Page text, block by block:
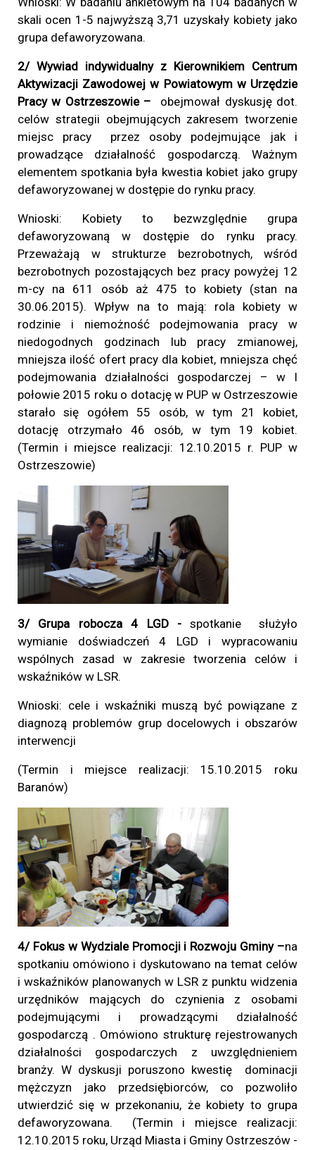
skali ocen 1-5 najwyższą 3,71 uzyskały kobiety jako
grupa defaworyzowana.
2/ Wywiad indywidualny z Kierownikiem Centrum
Aktywizacji Zawodowej w Powiatowym w Urzędzie
Pracy w Ostrzeszowie –
obejmował dyskusję dot.
celów strategii obejmujących zakresem tworzenie
miejsc pracy przez osoby podejmujące jak i
prowadzące działalność gospodarczą. Ważnym
elementem spotkania była kwestia kobiet jako grupy
defaworyzowanej w dostępie do rynku pracy.
Wnioski: Kobiety to bezwzględnie grupa
defaworyzowaną w dostępie do rynku pracy.
Przeważają w strukturze bezrobotnych, wśród
bezrobotnych pozostających bez pracy powyżej 12
m-cy na 611 osób aż 475 to kobiety (stan na
30.06.2015). Wpływ na to mają: rola kobiety w
rodzinie i niemożność podejmowania pracy w
niedogodnych godzinach lub pracy zmianowej,
mniejsza ilość ofert pracy dla kobiet, mniejsza chęć
podejmowania działalności gospodarczej – w I
połowie 2015 roku o dotację w PUP w Ostrzeszowie
starało się ogółem 55 osób, w tym 21 kobiet,
dotację otrzymało 46 osób, w tym 19 kobiet.
(Termin i miejsce realizacji: 12.10.2015 r. PUP w
Ostrzeszowie)
3/ Grupa robocza 4 LGD -spotkanie służyło
wymianie doświadczeń 4 LGD i wypracowaniu
wspólnych zasad w zakresie tworzenia celów i
wskaźników w LSR.
Wnioski: cele i wskaźniki muszą być powiązane z
diagnozą problemów grup docelowych i obszarów
interwencji
(Termin i miejsce realizacji: 15.10.2015
roku
Baranów)
4/ Fokus w Wydziale Promocji i Rozwoju Gminy –na
spotkaniu omówiono i dyskutowano na temat celów
i wskaźników planowanych w LSR z punktu widzenia
urzędników mających do czynienia z osobami
podejmującymi i prowadzącymi działalność
gospodarczą . Omówiono strukturę rejestrowanych
działalności gospodarczych z uwzględnieniem
branży. W dyskusji poruszono kwestię dominacji
mężczyzn jako przedsiębiorców, co pozwoliło
utwierdzić się w przekonaniu, że kobiety to grupa
defaworyzowana.
(Termin i miejsce realizacji:
12.10.2015 roku, Urząd Miasta i Gminy Ostrzeszów -